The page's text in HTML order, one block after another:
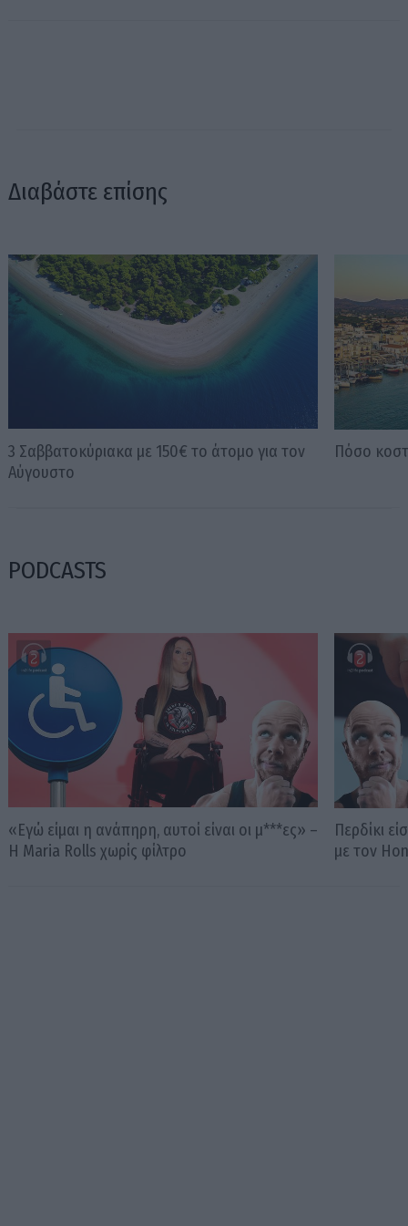
Διαβάστε επίσης
3 Σαββατοκύριακα με 150€ το άτομο για τον
Αύγουστο
Πόσο
PODCASTS
«Εγώ είμαι η ανάπηρη, αυτοί είναι οι μ***ες» –
Η Maria Rolls χωρίς φίλτρο
Περδίκι
με τον